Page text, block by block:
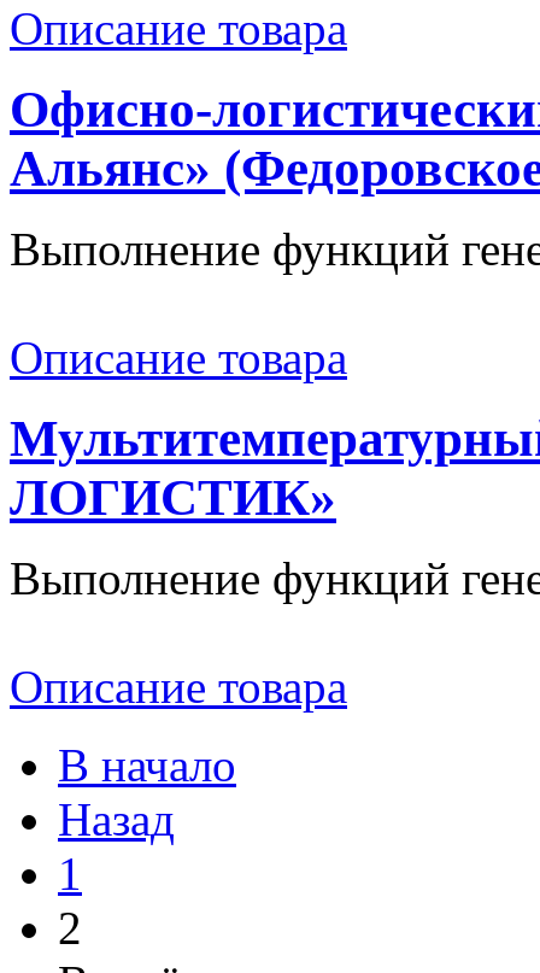
Описание товара
Офисно-
Альянс»
Выполнение функций
Описание товара
ЛОГИСТИК»
Выполнение функций
Описание товара
В начало
Назад
1
2